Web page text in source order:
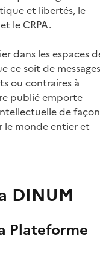
et libertés, le
le CRPA.
dans les espaces
ce soit de messages
ou contraires à
publié emporte
de façon
le monde entier et
DINUM
Plateforme